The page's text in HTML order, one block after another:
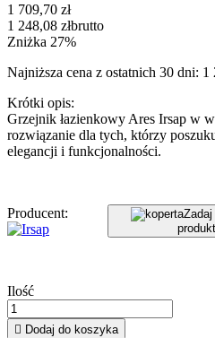
1 709,70 zł
1 248,08 złbrutto
Zniżka 27%
Najniższa cena z ostatnich 30 dni: 1
Krótki opis:
Grzejnik łazienkowy Ares Irsap w
rozwiązanie dla tych, którzy
elegancji i funkcjonalności.
Producent:
produkt
Ilość
 Dodaj do koszyka